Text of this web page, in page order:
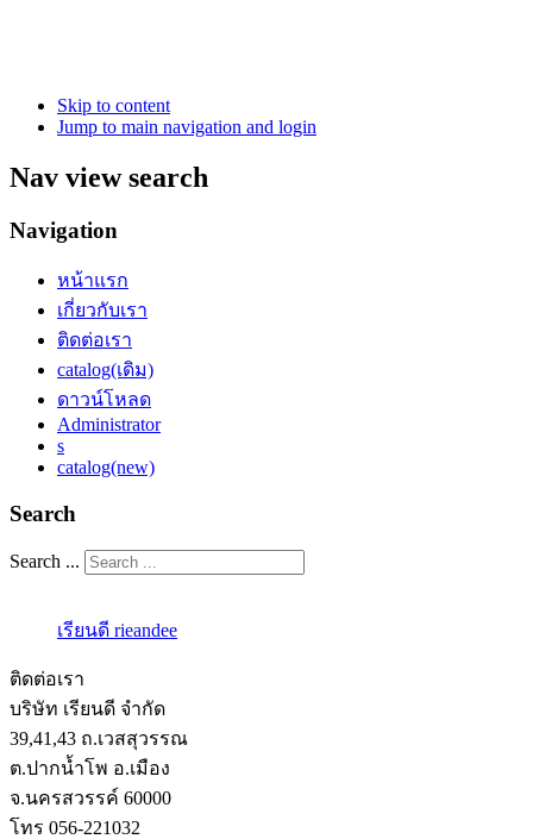
Skip to content
Jump to main navigation and login
Nav view search
Navigation
หน้าแรก
เกี่ยวกับเรา
ติดต่อเรา
catalog(เดิม)
ดาวน์โหลด
Administrator
s
catalog(new)
Search
Search ...
เรียนดี rieandee
ติดต่อเรา
บริษัท เรียนดี จำกัด
39,41,43 ถ.เวสสุวรรณ
ต.ปากน้ำโพ อ.เมือง
จ.นครสวรรค์ 60000
โทร 056-221032